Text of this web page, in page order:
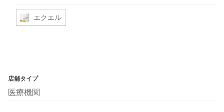
エクエル
店舗タイプ
医療機関